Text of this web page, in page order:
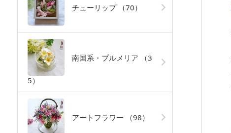
チューリップ （70）
南国系・プルメリア （3
5）
アートフラワー （98）